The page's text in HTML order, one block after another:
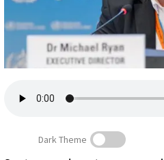
Zadruga PD
Naročnine
Dark Theme